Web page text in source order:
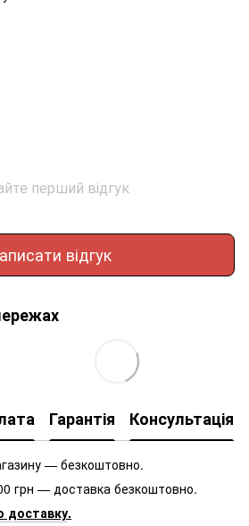
перший відгук
відгук
Гарантія Консультація
— безкоштовно.
грн — доставка безкоштовно.
доставку.